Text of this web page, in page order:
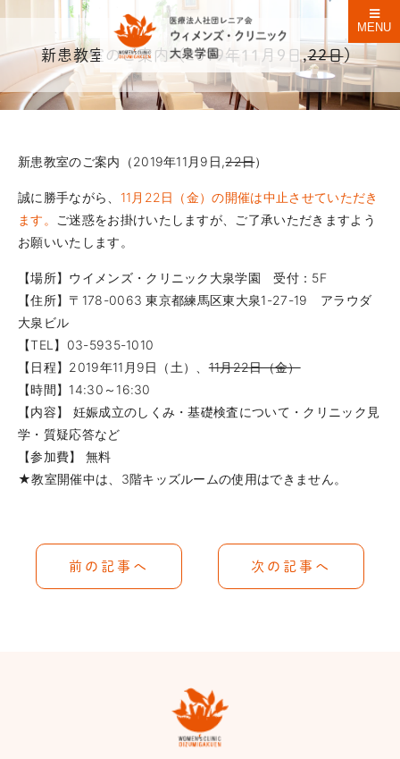
MENU
新患教室のご案内（2019年11月9日,22日）
新患教室のご案内（2019年11月9日,22日）
誠に勝手ながら、 11月22日（金）の開催は中止させていただき
ます。
ご迷惑をお掛けいたしますが、ご了承いただきますよう
お願いいたします。
【場所】ウイメンズ・クリニック大泉学園 受付：5F
【住所】〒178-0063 東京都練馬区東大泉1-27-19 アラウダ
大泉ビル
【TEL】03-5935-1010
【日程】2019年11月9日（土）、11月22日（金）
【時間】14:30～16:30
【内容】 妊娠成立のしくみ・基礎検査について・クリニック見
学・質疑応答など
【参加費】 無料
★教室開催中は、3階キッズルームの使用はできません。
前の記事へ 次の記事へ